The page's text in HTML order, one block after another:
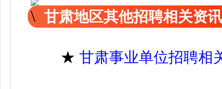
甘肃地区其他招聘相关资
★ 甘肃事业单位招聘相